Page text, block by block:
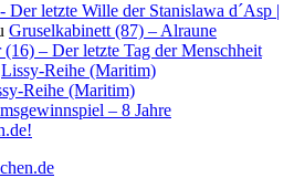
Der letzte Wille der Stanislawa d´Asp |
Gruselkabinett (87) – Alraune
(16) – Der letzte Tag der Menschheit
Lissy-Reihe (Maritim)
Reihe (Maritim)
– 8 Jahre